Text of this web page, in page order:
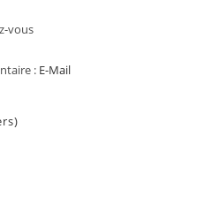
vous
: E-Mail